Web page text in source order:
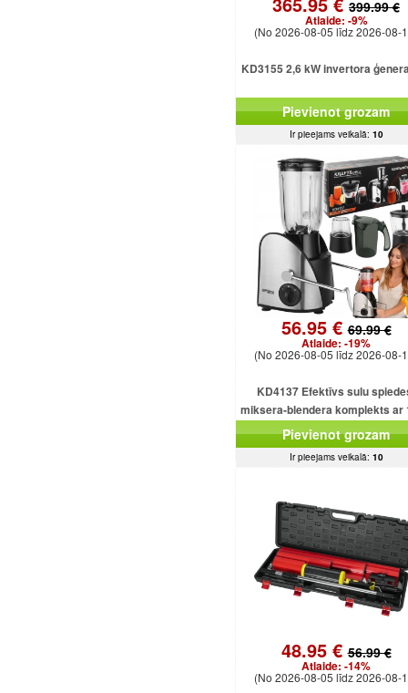
399.99 €
Atlaide: -9%
(No 2026-08-05 līdz 2026-08-
KD3155 2,6 kW invertora
Pievienot grozam
Ir pieejams veikalā: 10
56.95 €69.99 €
Atlaide: -19%
(No 2026-08-05 līdz 2026-08-
KD4137 Efektīvs sulu
miksera-blendera komplekts ar
ml ietilpību un 1500 W
Pievienot grozam
Ir pieejams veikalā: 10
48.95 €56.99 €
Atlaide: -14%
(No 2026-08-05 līdz 2026-08-